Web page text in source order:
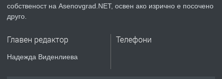
ПРЕДЛАГА ремонт на покриви
собственост на Asenovgrad.NET, освен ако изрично е посочено
друго.
Главен редактор
Надежда Виденлиева
Телефони